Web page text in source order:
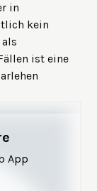
in
kein
ist eine
App